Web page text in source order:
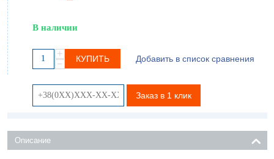
В наличии
+
−
КУПИТЬ Добавить в список сравнения
Заказ в 1 клик
Описание